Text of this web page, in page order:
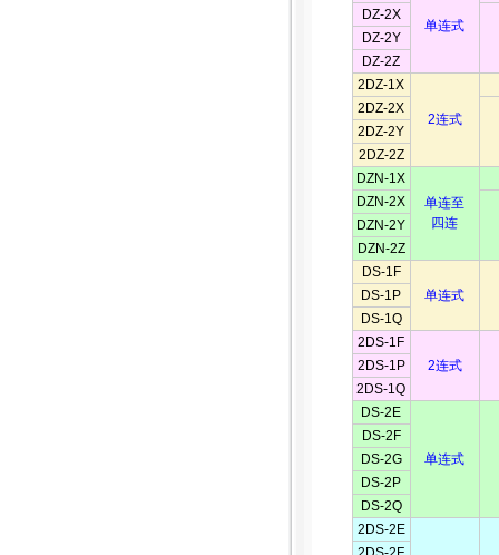
单连式
DZ-2X
DZ-2Y
DZ-2Z
2DZ-1X
2连式
2DZ-2X
2DZ-2Y
2DZ-2Z
DZN-1X
单连至
四连
DZN-2X
DZN-2Y
DZN-2Z
DS-1F
单连式
DS-1P
DS-1Q
2DS-1F
2连式
2DS-1P
2DS-1Q
DS-2E
单连式
DS-2F
DS-2G
DS-2P
DS-2Q
2DS-2E